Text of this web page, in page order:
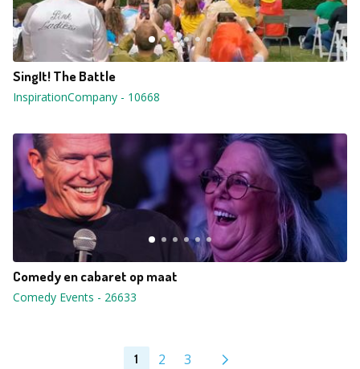
SingIt! The Battle
InspirationCompany - 10668
Comedy en cabaret op maat
Comedy Events - 26633
1 2 3